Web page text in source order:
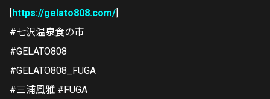
[https://gelato808.com/]
#七沢温泉食の市
#GELATO808
#GELATO808_FUGA
#三浦風雅 #FUGA